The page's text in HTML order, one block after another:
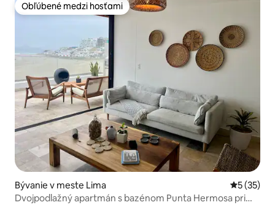
Obľúbené medzi hosťami
Obľúbené medzi hosťami
Bývanie v meste Lima
5 (35)
Dvojpodlažný apartmán s bazénom Punta Hermosa pri